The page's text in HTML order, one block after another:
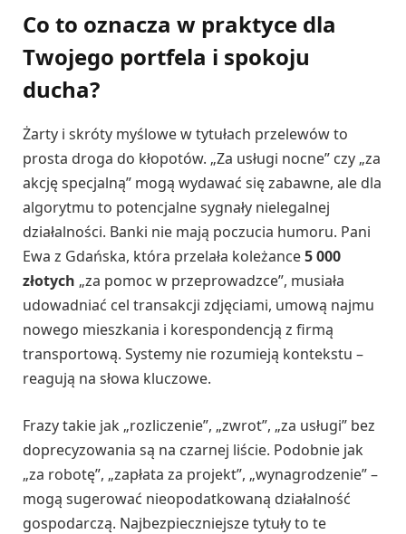
Co to oznacza w praktyce dla
Twojego portfela i spokoju
ducha?
Żarty i skróty myślowe w tytułach przelewów to
prosta droga do kłopotów. „Za usługi nocne” czy „za
akcję specjalną” mogą wydawać się zabawne, ale dla
algorytmu to potencjalne sygnały nielegalnej
działalności. Banki nie mają poczucia humoru. Pani
Ewa z Gdańska, która przelała koleżance5 000
złotych „za pomoc w przeprowadzce”, musiała
udowadniać cel transakcji zdjęciami, umową najmu
nowego mieszkania i korespondencją z firmą
transportową. Systemy nie rozumieją kontekstu –
reagują na słowa kluczowe.
Frazy takie jak „rozliczenie”, „zwrot”, „za usługi” bez
doprecyzowania są na czarnej liście. Podobnie jak
„za robotę”, „zapłata za projekt”, „wynagrodzenie” –
mogą sugerować nieopodatkowaną działalność
gospodarczą. Najbezpieczniejsze tytuły to te